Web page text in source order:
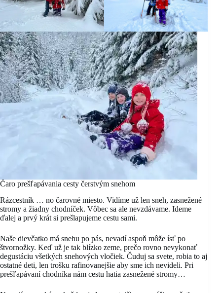
Čaro prešľapávania cesty čerstvým snehom
Rázcestník … no čarovné miesto. Vidíme už len sneh, zasnežené
stromy a žiadny chodníček. Vôbec sa ale nevzdávame. Ideme
ďalej a prvý krát si prešlapujeme cestu sami.
Naše dievčatko má snehu po pás, nevadí aspoň môže ísť po
štvornožky. Keď už je tak blízko zeme, prečo rovno nevykonať
degustáciu všetkých snehových vločiek. Čuduj sa svete, robia to aj
ostatné deti, len trošku rafinovanejšie aby sme ich nevideli. Pri
prešľapávaní chodníka nám cestu hatia zasnežené stromy…